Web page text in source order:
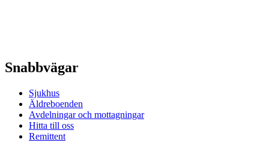
Snabbvägar
Sjukhus
Äldreboenden
Avdelningar och mottagningar
Hitta till oss
Remittent